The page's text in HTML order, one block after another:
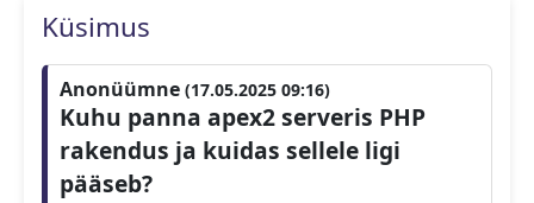
Küsimus
Anonüümne (17.05.2025 09:16)
Kuhu panna apex2 serveris PHP
rakendus ja kuidas sellele ligi
pääseb?